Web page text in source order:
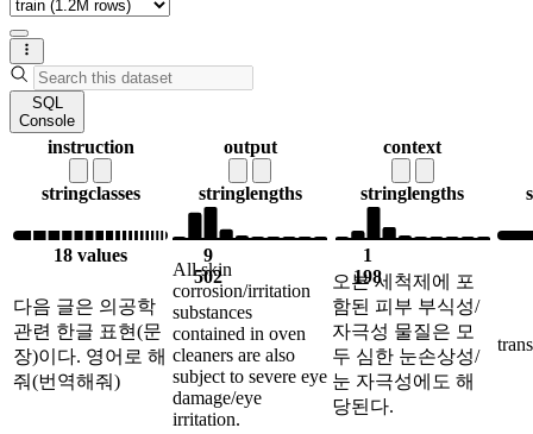
SQL
Console
instruction
stringclasses
18 values
output
stringlengths
9
502
context
stringlengths
1
198
다음 글은 의공학
관련 한글 표현(문
장)이다. 영어로 해
줘(번역해줘)
All skin
corrosion/irritation
substances
contained in oven
cleaners are also
subject to severe eye
damage/eye
irritation.
오븐 세척제에 포
함된 피부 부식성/
자극성 물질은 모
두 심한 눈손상성/
눈 자극성에도 해
당된다.